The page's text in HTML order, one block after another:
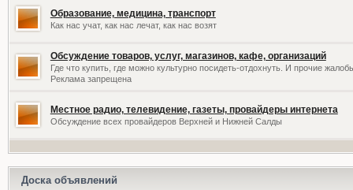
Образование, медицина, транспорт
Как нас учат, как нас лечат, как нас возят
Обсуждение товаров, услуг, магазинов, кафе, организаций
Где что купить, где можно культурно посидеть-отдохнуть. И прочие
Реклама запрещена
Местное радио, телевидение, газеты, провайдеры интернета
Обсуждение всех провайдеров Верхней и Нижней Салды
Доска объявлений